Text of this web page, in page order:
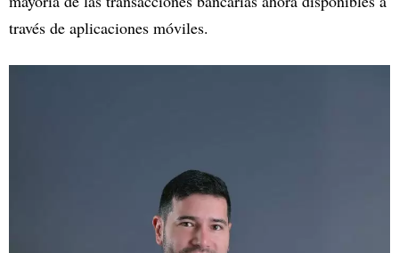
través de aplicaciones móviles.